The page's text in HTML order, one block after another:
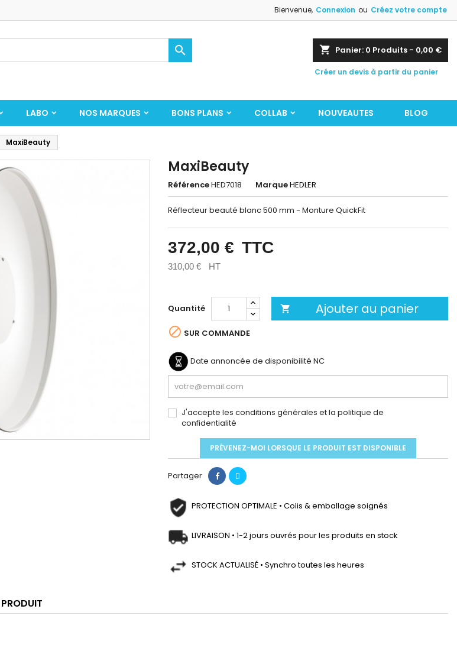
Bienvenue, Connexion ou Créez votre compte
shopping_cart Panier: 0 Produits - 0,00 €
Créer un devis à partir du panier

LABO NOS MARQUES BONS PLANS COLLAB NOUVEAUTES BLOG
MaxiBeauty
MaxiBeauty
RéférenceHED7018 MarqueHEDLER
Réflecteur beauté blanc 500 mm - Monture QuickFit
372,00 € TTC
310,00 € HT
Quantité  Ajouter au panier
 SUR COMMANDE
Date annoncée de disponibilité NC
J'accepte les conditions générales et la politique de
confidentialité
PRÉVENEZ-MOI LORSQUE LE PRODUIT EST DISPONIBLE
Partager
PROTECTION OPTIMALE • Colis & emballage soignés
LIVRAISON • 1-2 jours ouvrés pour les produits en stock
STOCK ACTUALISÉ • Synchro toutes les heures